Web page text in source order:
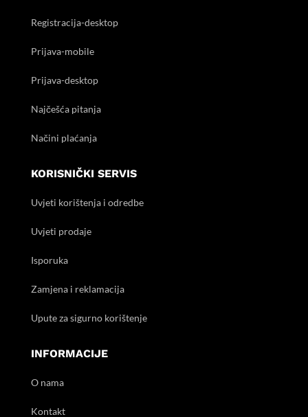
Registracija-desktop
Prijava-mobile
Prijava-desktop
Najčešća pitanja
Načini plaćanja
KORISNIČKI SERVIS
Uvjeti korištenja i odredbe
Uvjeti prodaje
Isporuka
Zamjena i reklamacija
Upute za sigurno korištenje
INFORMACIJE
O nama
Kontakt